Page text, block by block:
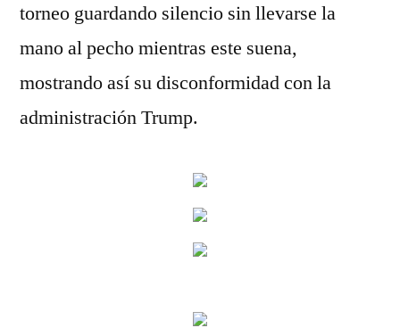
torneo guardando silencio sin llevarse la
mano al pecho mientras este suena,
mostrando así su disconformidad con la
administración Trump.